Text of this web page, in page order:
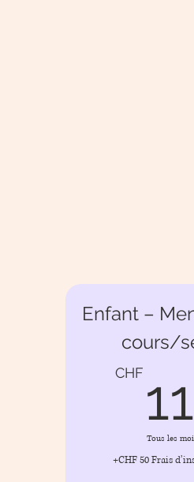
Enfant –
cours/
CHF
Tous les
+CHF 50 Frais